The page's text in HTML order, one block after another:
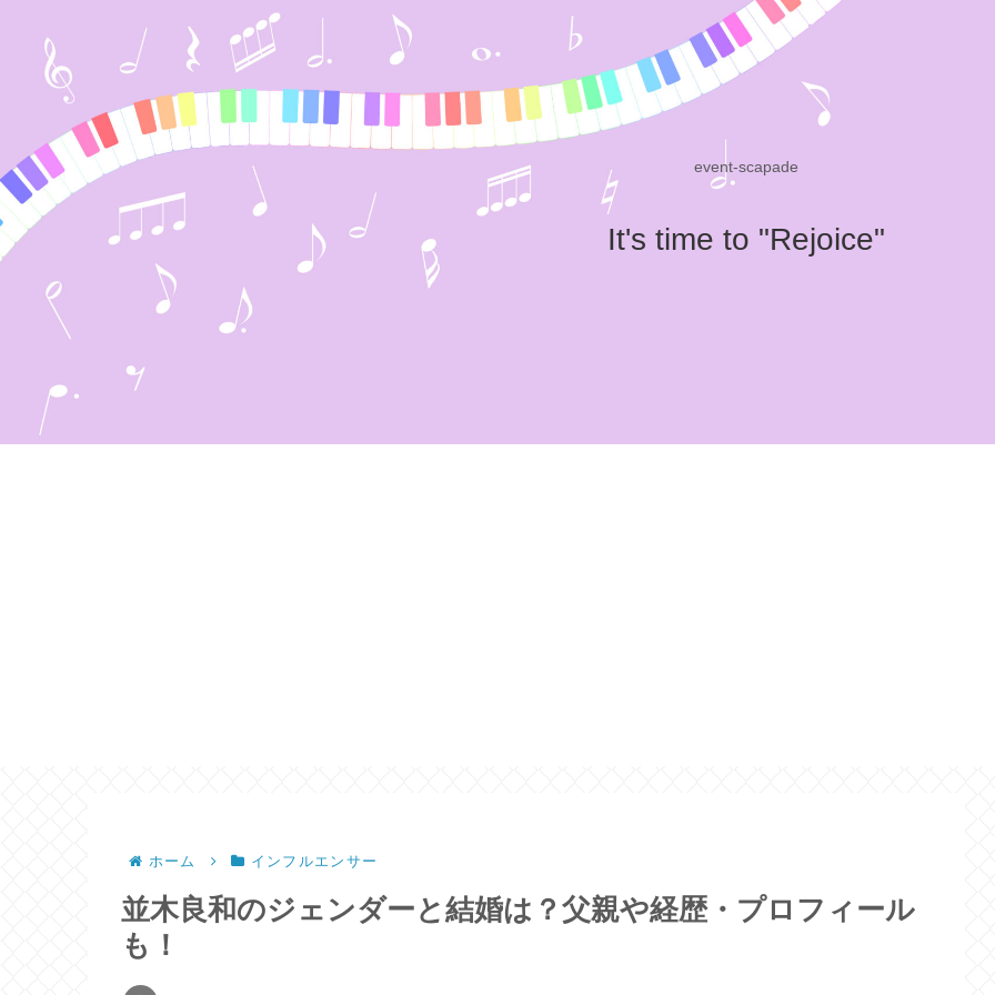
event-scapade
It's time to "Rejoice"
ホーム インフルエンサー
並木良和のジェンダーと結婚は？父親や経歴・プロフィール
も！